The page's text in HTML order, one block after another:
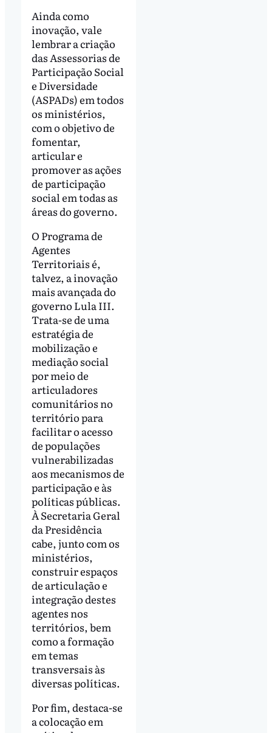
Ainda como
inovação, vale
lembrar a criação
das Assessorias de
Participação Social
e Diversidade
(ASPADs) em todos
os ministérios,
com o objetivo de
fomentar,
articular e
promover as ações
de participação
social em todas as
áreas do governo.
O Programa de
Agentes
Territoriais é,
talvez, a inovação
mais avançada do
governo Lula III.
Trata-se de uma
estratégia de
mobilização e
mediação social
por meio de
articuladores
comunitários no
território para
facilitar o acesso
de populações
vulnerabilizadas
aos mecanismos de
participação e às
políticas públicas.
À Secretaria Geral
da Presidência
cabe, junto com os
ministérios,
construir espaços
de articulação e
integração destes
agentes nos
territórios, bem
como a formação
em temas
transversais às
diversas políticas.
Por fim, destaca-se
a colocação em